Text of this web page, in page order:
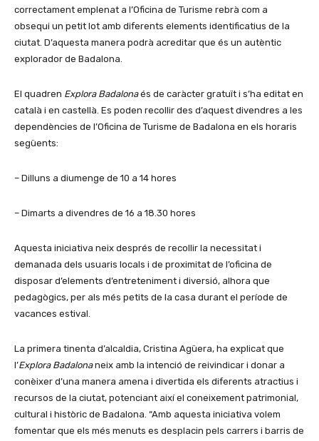
correctament emplenat a l’Oficina de Turisme rebrà com a
obsequi un petit lot amb diferents elements identificatius de la
ciutat. D’aquesta manera podrà acreditar que és un autèntic
explorador de Badalona.
El quadren Explora Badalonaés de caràcter gratuït i s’ha editat en
català i en castellà. Es poden recollir des d’aquest divendres a les
dependències de l’Oficina de Turisme de Badalona en els horaris
següents:
– Dilluns a diumenge de 10 a 14 hores
– Dimarts a divendres de 16 a 18.30 hores
Aquesta iniciativa neix després de recollir la necessitat i
demanada dels usuaris locals i de proximitat de l’oficina de
disposar d’elements d’entreteniment i diversió, alhora que
pedagògics, per als més petits de la casa durant el període de
vacances estival.
La primera tinenta d’alcaldia, Cristina Agüera, ha explicat que
l’Explora Badalonaneix amb la intenció de reivindicar i donar a
conèixer d’una manera amena i divertida els diferents atractius i
recursos de la ciutat, potenciant així el coneixement patrimonial,
cultural i històric de Badalona. “Amb aquesta iniciativa volem
fomentar que els més menuts es desplacin pels carrers i barris de